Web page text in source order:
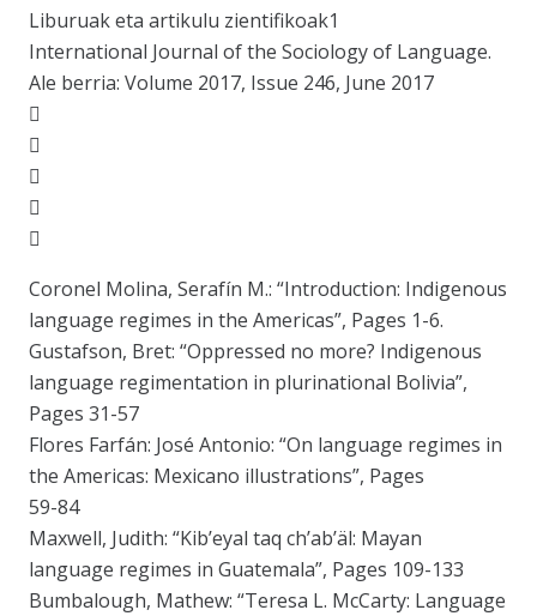
Liburuak eta artikulu zientifikoak1
International Journal of the Sociology of Language.
Ale berria: Volume 2017, Issue 246, June 2017





Coronel Molina, Serafín M.: “Introduction: Indigenous
language regimes in the Americas”, Pages 1-6.
Gustafson, Bret: “Oppressed no more? Indigenous
language regimentation in plurinational Bolivia”,
Pages 31-57
Flores Farfán: José Antonio: “On language regimes in
the Americas: Mexicano illustrations”, Pages
59-84
Maxwell, Judith: “Kib’eyal taq ch’ab’äl: Mayan
language regimes in Guatemala”, Pages 109-133
Bumbalough, Mathew: “Teresa L. McCarty: Language